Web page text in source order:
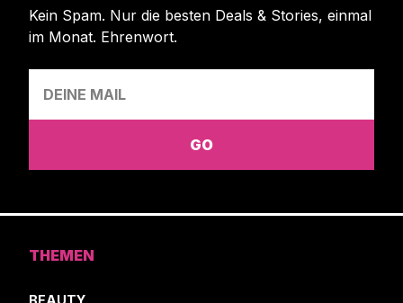
Kein Spam. Nur die besten Deals & Stories, einmal
im Monat. Ehrenwort.
THEMEN
BEAUTY